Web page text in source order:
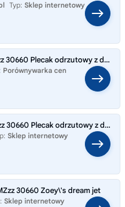
Typ: Sklep internetowy
LEGO DREAMZzz 30660 Plecak odrzutowy z dopalaczami Zoey
Porównywarka cen
Klocki DREAMZzz 30660 Plecak odrzutowy z dopalaczami Zoey (30660)
Sklep internetowy
30660 Zoey\'s dream jet
Sklep internetowy